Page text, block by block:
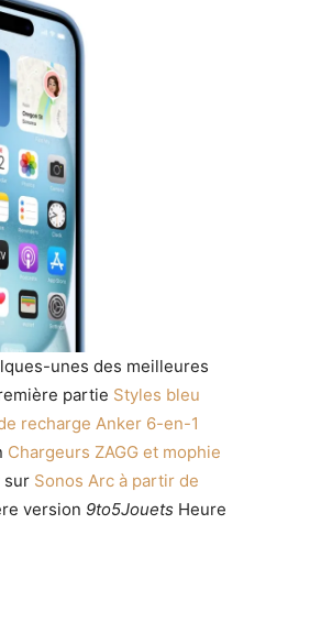
unes des meilleures
partie Styles bleu
recharge Anker 6-en-1
Chargeurs ZAGG et mophie
sur Sonos Arc à partir de
version 9to5Jouets Heure